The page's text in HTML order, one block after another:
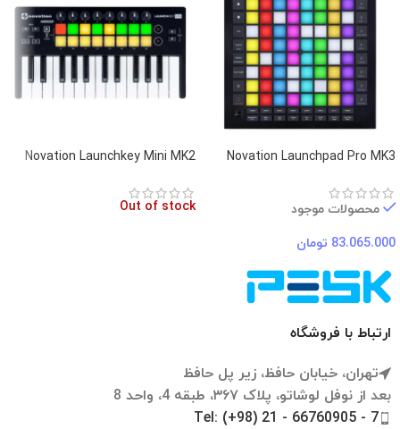
Novation Launchpad Pro MK3
محصولات موجود
83.065.000 تومان
Novation Launchkey Mini MK2
Out of stock
ارتباط با فروشگاه
تهران، خیابان حافظ، زیر پل حافظ
بعد از نوفل لوشاتو، پلاک ۳۶۷، طبقه 4، واحد 8
Tel: (+98) 21 - 66760905 - 7